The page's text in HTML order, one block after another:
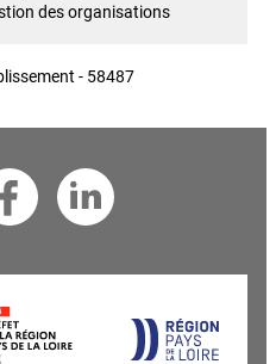
des organisations
- 58487